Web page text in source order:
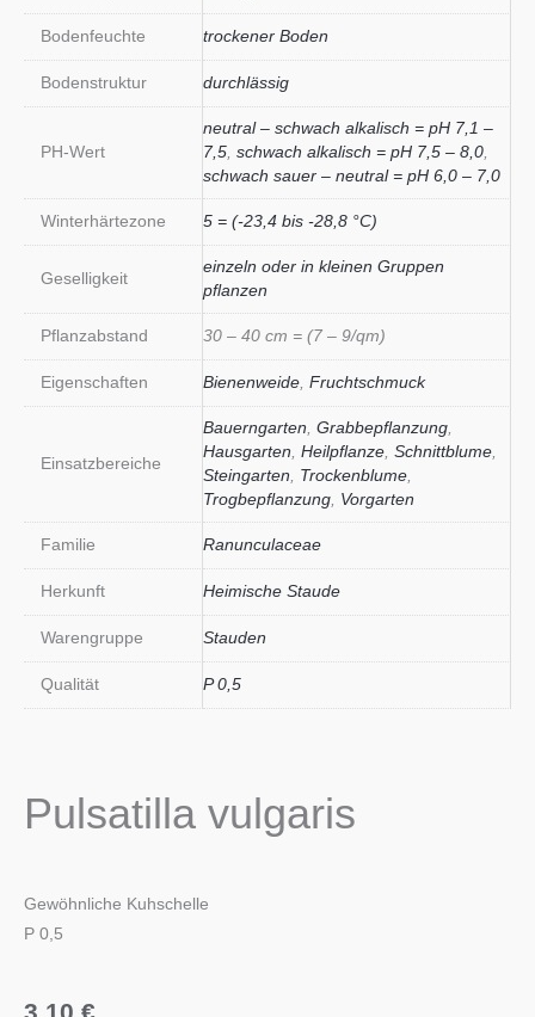
Bodenfeuchte trockener Boden
Bodenstruktur durchlässig
PH-Wert
neutral – schwach alkalisch = pH 7,1 –
7,5 schwach alkalisch = pH 7,5 – 8,0
schwach sauer – neutral = pH 6,0 – 7,0
Winterhärtezone 5 = (-23,4 bis -28,8 °C)
Geselligkeit
einzeln oder in kleinen Gruppen
pflanzen
Pflanzabstand 30 – 40 cm = (7 – 9/qm)
Eigenschaften Bienenweide Fruchtschmuck
Einsatzbereiche
Bauerngarten Grabbepflanzung
Hausgarten Heilpflanze Schnittblume
Steingarten
Trockenblume
Trogbepflanzung Vorgarten
Familie Ranunculaceae
Herkunft Heimische Staude
Warengruppe Stauden
Qualität P 0,5
Pulsatilla vulgaris
Gewöhnliche Kuhschelle
P 0,5
3,10 €